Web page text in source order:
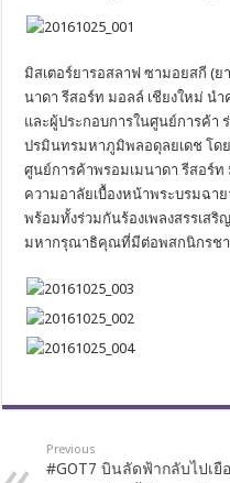
มิสเตอร์ยารอสลาฟ ซามอยสกี (ย
นาดา รีสอร์ท มอลล์ เชียงใหม่ น
และผู้ประกอบการในศูนย์การค้า
ปรมินทรมหาภูมิพลอดุลยเดช โด
ศูนย์การค้าพรอมเมนาดา รีสอร์ท
ความอาลัยเบื้องหน้าพระบรมฉา
พร้อมทั้งร่วมกันร้องเพลงสรรเส
มหากรุณาธิคุณที่มีต่อพสกนิกรช
Previous
#GOT7 บินลัดฟ้ากลับไปเยื